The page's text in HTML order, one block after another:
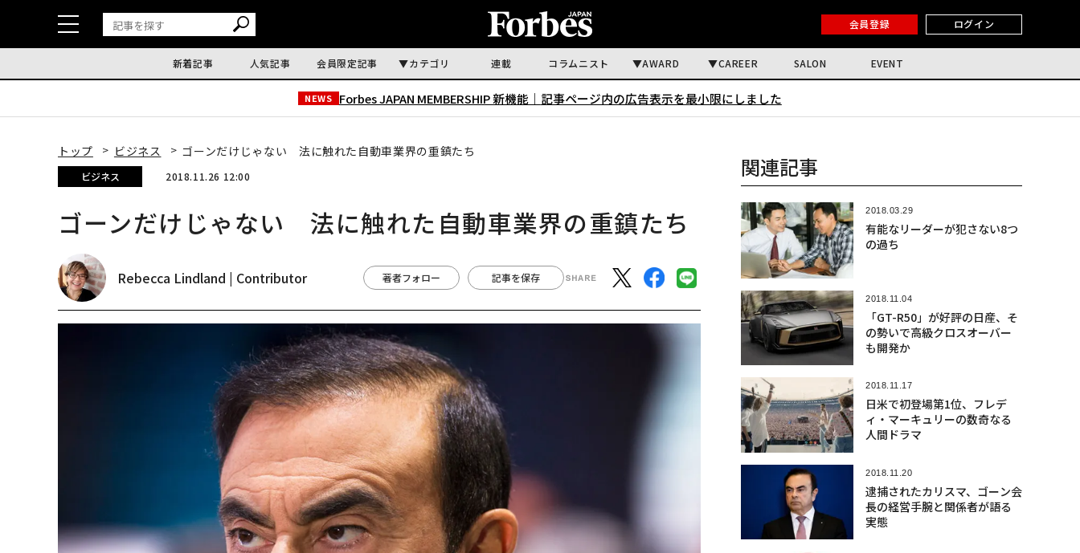
会員登録 ログイン
新着記事 人気記事 会員限定記事 カテゴリ 連載 コラムニスト AWARD CAREER SALON EVENT
NEWS Forbes JAPAN MEMBERSHIP 新機能｜ 記事ページ内の広告表示を最小限にしました
トップ ビジネス ゴーンだけじゃない 法に触れた自動車業界の重鎮たち
ビジネス 2018.11.26 12:00
ゴーンだけじゃない 法に触れた自動車業界の重鎮たち
Rebecca Lindland | Contributor 著者フォロー 記事を保存
関連記事
2018.03.29
有能なリーダーが犯さない8つ
の過ち
2018.11.04
「GT-R50」が好評の日産、そ
の勢いで高級クロスオーバー
も開発か
2018.11.17
日米で初登場第1位、フレデ
ィ・マーキュリーの数奇なる
人間ドラマ
2018.11.20
逮捕されたカリスマ、ゴーン会
長の経営手腕と関係者が語る
実態